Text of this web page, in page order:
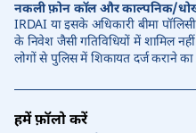
नकली फ़ोन कॉल और काल्पनिक/
IRDAI या इसके अधिकारी बीमा
के निवेश जैसी गतिविधियों में शामिल
लोगों से पुलिस में शिकायत दर्ज कराने
हमें फ़ॉलो करें